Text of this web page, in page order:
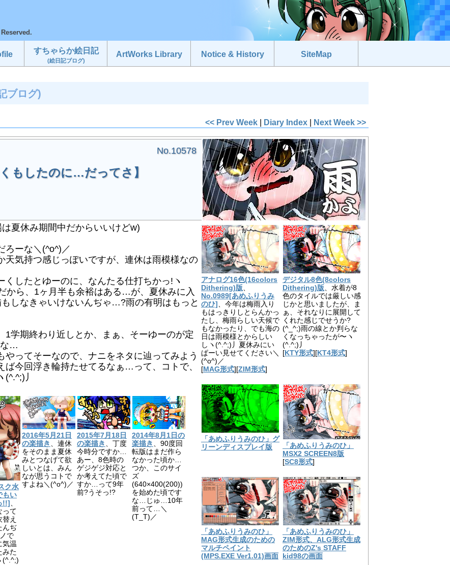
すちゃらか絵日記
(絵日記ブログ)
ArtWorks Library Notice & History SiteMap
ブログ)
<< Prev Week | Diary Index | Next Week >>
No.10578
もしたのに…だってさ】
アナログ16色(16colors
Dithering)版、
No.0989[あめふりうみ
のひ] 、今年は梅雨入り
もはっきりしとらんかっ
たし、梅雨らしい天候で
もなかったり、でも海の
日は雨模様とからしい
しヽ(^.^;)丿夏休みにい
ぱーい見せてください＼
(^o^)／
[MAG形式][ZIM形式]
デジタル8色(8colors
Dithering)版、水着が8
色のタイルでは厳しい感
じかと思いましたが、ま
ぁ、それなりに展開して
くれた感じでせうか?
(^_^;)雨の線とか判らな
くなっちゃったが〜ヽ
(^.^;)丿
[ KTY形式][ KT4形式]
「あめふりうみのひ」グ
リーンディスプレイ版
「あめふりうみのひ」
MSX2 SCREEN8版
[SC8形式]
「あめふりうみのひ」
MAG形式生成のための
マルチペイント
(MPS.EXE Ver1.01)画面
「あめふりうみのひ」
ZIM形式、ALG形式生成
のためのZ's STAFF
kid98の画面
夏休み期間中だからいいけどw)
ーな＼(^o^)／
気持つ感じっぽいですが、連休は雨模様なの
したとゆーのに、なんたる仕打ちかっ!ヽ
から、1ヶ月半も余裕はある…が、夏休みに入
しなきゃいけないんぢゃ…?雨の有明はもっと
学期終わり近しとか、まぁ、そーゆーのが定
な…
ってそーなので、ナニをネタに辿ってみよう
今回浮き輪持たせてるなぁ…って、コトで、
丿
ク水
もい
!!] 、
って
え
んぢ
で
温
みた
(^.^;)
2016年5月21日
の楽描き 、連休
をそのまま夏休
みとつなげて欲
しいとは、みん
なが思うコトで
すよね＼(^o^)／
2015年7月18日
の楽描き 、丁度
今時分ですか…
あー、8色時の
ゲジゲジ対応と
か考えてた頃で
すか…って9年
前?うそっ!?
2014年8月1日の
楽描き 、90度回
転版はまだ作ら
なかった頃か…
つか、このサイ
ズ
(640×400(200))
を始めた頃です
な…じゅ…10年
前って…＼
(T_T)／